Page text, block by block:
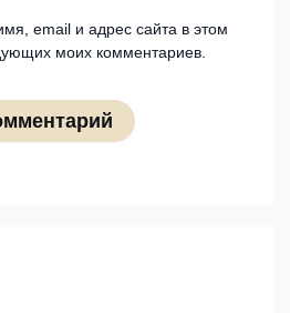
email и адрес сайта в этом
моих комментариев.